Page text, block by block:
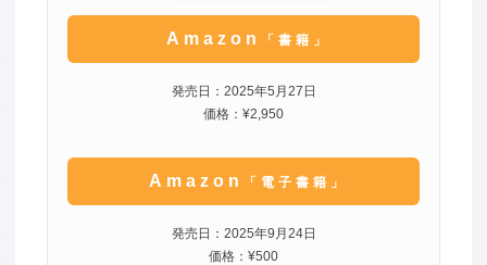
Amazon 「書籍」
発売日：2025年5月27日
価格：¥2,950
Amazon 「電子書籍」
発売日：2025年9月24日
価格：¥500